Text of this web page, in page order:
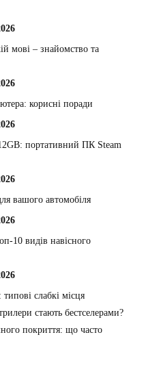
мові – знайомство та
корисні поради
портативний ПК Steam
вашого автомобіля
10 видів навісного
слабкі місця
стають бестселерами?
покриття: що часто